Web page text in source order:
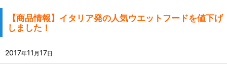
【商品情報】イタリア発の人気ウエットフードを値下げ
しました！
2017年11 月 17日